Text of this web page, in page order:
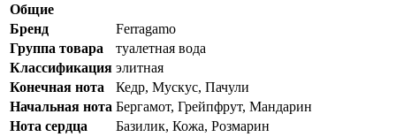
Общие
Бренд
Ferragamo
Группа товара
туалетная вода
Классификация элитная
Конечная нота
Кедр, Мускус, Пачули
Начальная нота Бергамот, Грейпфрут, Мандарин
Нота сердца
Базилик, Кожа, Розмарин